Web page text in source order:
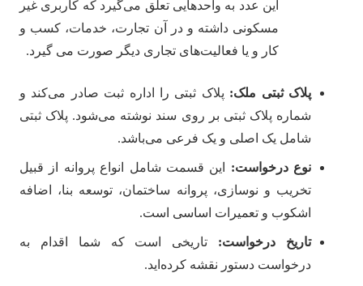
این عدد به واحدهایی تعلق می‌گیرد که کاربری غیر
مسکونی داشته و در آن تجارت، خدمات، کسب و
کار و یا فعالیت‌های تجاری دیگر صورت می گیرد.
پلاک ثبتی ملک: پلاک ثبتی را اداره ثبت صادر می‌کند و
شماره پلاک ثبتی بر روی سند نوشته می‌شود. پلاک ثبتی
شامل یک اصلی و یک فرعی می‌باشد.
نوع درخواست: این قسمت شامل انواع پروانه از قبیل
تخریب و نوسازی، پروانه ساختمان، توسعه بنا، اضافه
اشکوب و تعمیرات اساسی است.
تاریخ درخواست: تاریخی است که شما اقدام به
درخواست دستور نقشه کرده‌اید.